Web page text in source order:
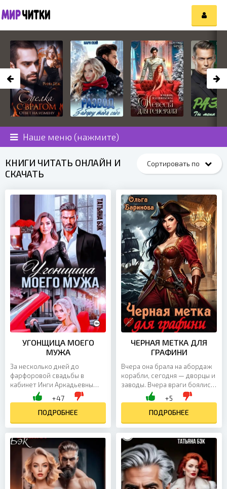
Наше меню (нажмите)
КНИГИ ЧИТАТЬ ОНЛАЙН И
СКАЧАТЬ
УГОНЩИЦА МОЕГО
МУЖА
За несколько дней до
фарфоровой свадьбы в
кабинет Инги Аркадьевны
входит молодая блондинка и
без стыда заявляет, что
беременна от её мужа.
Одной этой...
+47
ПОДРОБНЕЕ
ЧЕРНАЯ МЕТКА ДЛЯ
ГРАФИНИ
Вчера она брала на абордаж
корабли, сегодня — дворцы и
заводы. Вчера враги боялись
её «Чёрной метки», сегодня
— улыбки на балу. Но титул —
не защита,...
+5
ПОДРОБНЕЕ